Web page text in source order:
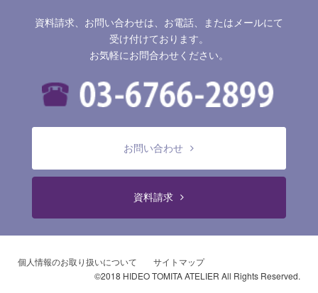
資料請求、お問い合わせは、お電話、またはメールにて
受け付けております。
お気軽にお問合わせください。
お問い合わせ
資料請求
個人情報のお取り扱いについて
サイトマップ
©2018 HIDEO TOMITA ATELIER All Rights Reserved.